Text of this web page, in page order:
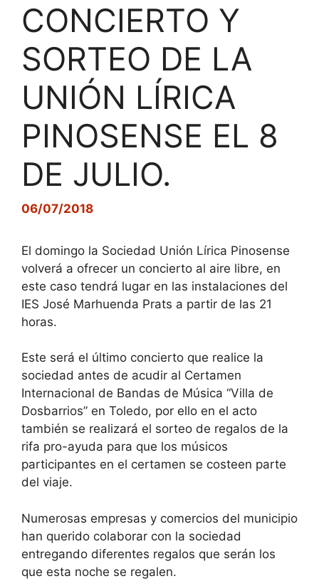
CONCIERTO Y
SORTEO DE LA
UNIÓN LÍRICA
PINOSENSE EL 8
DE JULIO.
06/07/2018
El domingo la Sociedad Unión Lírica Pinosense
volverá a ofrecer un concierto al aire libre, en
este caso tendrá lugar en las instalaciones del
IES José Marhuenda Prats a partir de las 21
horas.
Este será el último concierto que realice la
sociedad antes de acudir al Certamen
Internacional de Bandas de Música “Villa de
Dosbarrios” en Toledo, por ello en el acto
también se realizará el sorteo de regalos de la
rifa pro-ayuda para que los músicos
participantes en el certamen se costeen parte
del viaje.
Numerosas empresas y comercios del municipio
han querido colaborar con la sociedad
entregando diferentes regalos que serán los
que esta noche se regalen.